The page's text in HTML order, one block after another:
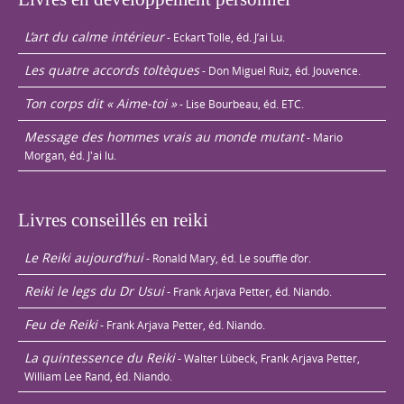
L’art du calme intérieur- Eckart Tolle, éd. J’ai Lu.
Les quatre accords toltèques- Don Miguel Ruiz, éd. Jouvence.
Ton corps dit « Aime-toi »- Lise Bourbeau, éd. ETC.
Message des hommes vrais au monde mutant- Mario
Morgan, éd. J'ai lu.
Livres conseillés en reiki
Le Reiki aujourd’hui- Ronald Mary, éd. Le souffle d’or.
Reiki le legs du Dr Usui- Frank Arjava Petter, éd. Niando.
Feu de Reiki- Frank Arjava Petter, éd. Niando.
La quintessence du Reiki- Walter Lübeck, Frank Arjava Petter,
William Lee Rand, éd. Niando.